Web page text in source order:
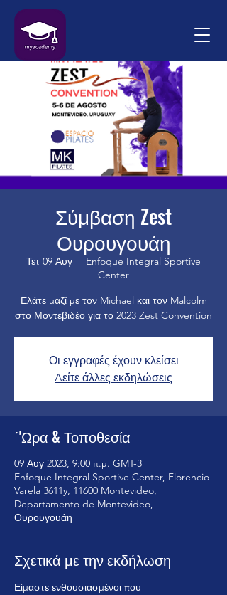
Σύμβαση Zest
Ουρουγουάη
Τετ 09 Αυγ
  |
Enfoque Integral Sportive
Center
Ελάτε μαζί με τον Michael και τον Malcolm
στο Μοντεβιδέο για το 2023 Zest Convention
Οι εγγραφές έχουν κλείσει
Δείτε άλλες εκδηλώσεις
΄'Ωρα & Τοποθεσία
09 Αυγ 2023, 9:00 π.μ. GMT-3
Enfoque Integral Sportive Center, Florencio
Varela 3611y, 11600 Montevideo,
Departamento de Montevideo,
Ουρουγουάη
Σχετικά με την εκδήλωση
Είμαστε ενθουσιασμένοι που